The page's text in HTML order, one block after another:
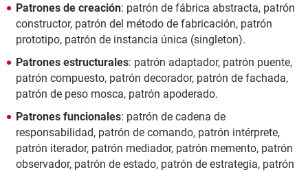
Patrones de creación: patrón de fábrica abstracta, patrón
constructor, patrón del método de fabricación, patrón
prototipo, patrón de instancia única (singleton).
Patrones estructurales: patrón adaptador, patrón puente,
patrón compuesto, patrón decorador, patrón de fachada,
patrón de peso mosca, patrón apoderado.
Patrones funcionales: patrón de cadena de
responsabilidad, patrón de comando, patrón intérprete,
patrón iterador, patrón mediador, patrón memento, patrón
observador, patrón de estado, patrón de estrategia, patrón